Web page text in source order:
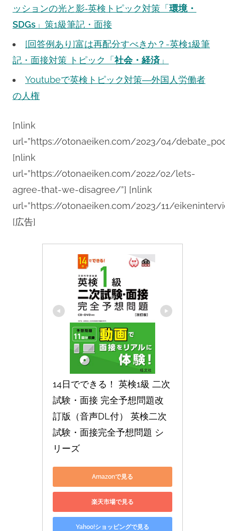
ッションの光と影‐英検トピック対策「 環境・
SDGs 」策1級筆記・面接
[回答例あり]富は再配分すべきか？-英検1級筆
記・面接対策 トピック「 社会・経済」
Youtubeで英検トピック対策―外国人労働者
の人権
[nlink
url=”https://otonaeiken.com/2023/04/
[nlink
url=”https://otonaeiken.com/2022/02/lets-
agree-that-we-disagree/”] [nlink
url=”https://otonaeiken.com/2023/11/
[広告]
14日でできる！ 英検1級 二次
試験・面接 完全予想問題改
訂版（音声DL付） 英検二次
試験・面接完全予想問題 シ
リーズ
Amazonで見る
楽天市場で見る
Yahoo!ショッピングで見る